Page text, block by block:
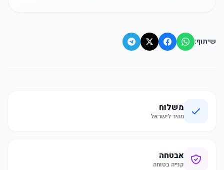
שיתוף:
משלוח
מהיר לישראל
אבטחה
קנייה בטוחה